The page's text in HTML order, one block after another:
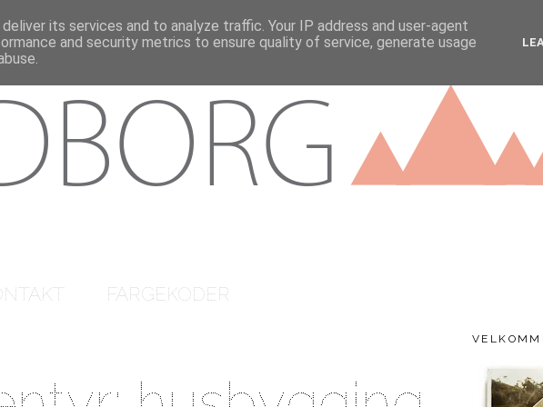
FARGEKODER
its services and to analyze traffic. Your IP address and user-agent
and security metrics to ensure quality of service, generate usage